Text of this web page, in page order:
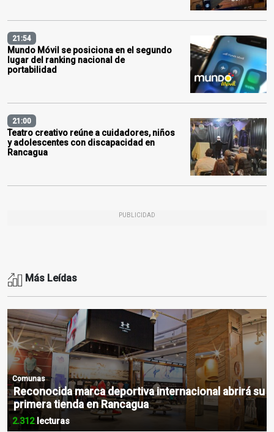
21:54
Mundo Móvil se posiciona en el segundo
lugar del ranking nacional de
portabilidad
21:00
Teatro creativo reúne a cuidadores, niños
y adolescentes con discapacidad en
Rancagua
PUBLICIDAD
Más Leídas
Comunas
Reconocida marca deportiva internacional abrirá su
primera tienda en Rancagua
2.312lecturas